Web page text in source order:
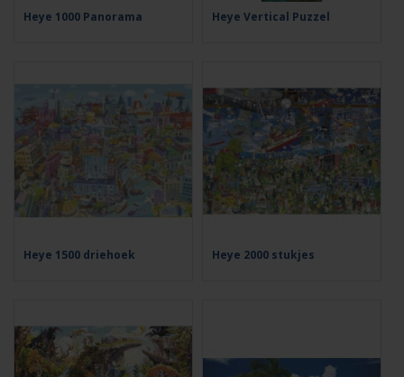
Heye 1000 Panorama Heye Vertical Puzzel
Heye 1500 driehoek Heye 2000 stukjes